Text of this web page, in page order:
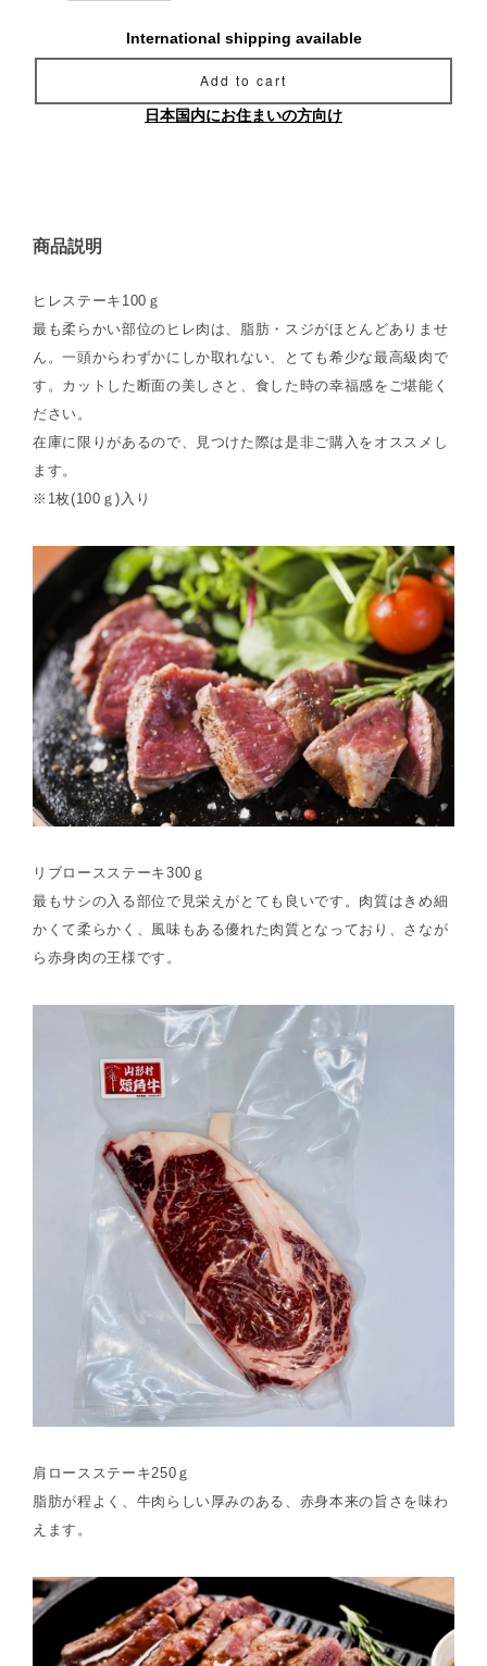
International shipping available
Add to cart
日本国内にお住まいの方向け
商品説明
ヒレステーキ100ｇ
最も柔らかい部位のヒレ肉は、脂肪・スジがほとんどありませ
ん。一頭からわずかにしか取れない、とても希少な最高級肉で
す。カットした断面の美しさと、食した時の幸福感をご堪能く
ださい。
在庫に限りがあるので、見つけた際は是非ご購入をオススメし
ます。
※1枚(100ｇ)入り
リブロースステーキ300ｇ
最もサシの入る部位で見栄えがとても良いです。肉質はきめ細
かくて柔らかく、風味もある優れた肉質となっており、さなが
ら赤身肉の王様です。
肩ロースステーキ250ｇ
脂肪が程よく、牛肉らしい厚みのある、赤身本来の旨さを味わ
えます。